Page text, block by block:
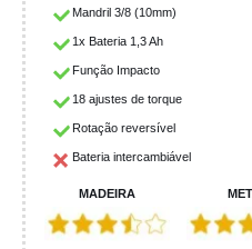
Mandril 3/8 (10mm)
1x Bateria 1,3 Ah
Função Impacto
18 ajustes de torque
Rotação reversível
Bateria intercambiável
MADEIRA